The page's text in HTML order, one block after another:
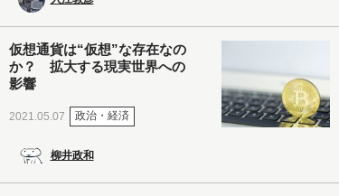
仮想通貨は“仮想”な存在なの
か？ 拡大する現実世界への
影響
2021.05.07 政治・経済
柳井政和